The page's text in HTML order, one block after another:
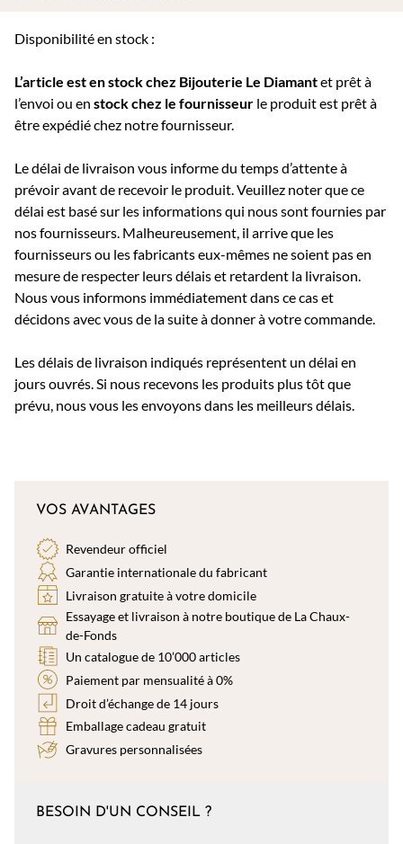
Disponibilité en stock :
L’article est en stock chez Bijouterie Le Diamantet prêt à
l’envoi ou en stock chez le fournisseur le produit est prêt à
être expédié chez notre fournisseur.
Le délai de livraison vous informe du temps d’attente à
prévoir avant de recevoir le produit. Veuillez noter que ce
délai est basé sur les informations qui nous sont fournies par
nos fournisseurs. Malheureusement, il arrive que les
fournisseurs ou les fabricants eux-mêmes ne soient pas en
mesure de respecter leurs délais et retardent la livraison.
Nous vous informons immédiatement dans ce cas et
décidons avec vous de la suite à donner à votre commande.
Les délais de livraison indiqués représentent un délai en
jours ouvrés. Si nous recevons les produits plus tôt que
prévu, nous vous les envoyons dans les meilleurs délais.
VOS AVANTAGES
Revendeur officiel
Garantie internationale du fabricant
Livraison gratuite à votre domicile
Essayage et livraison à notre boutique de La Chaux-
de-Fonds
Un catalogue de 10’000 articles
Paiement par mensualité à 0%
Droit d’échange de 14 jours
Emballage cadeau gratuit
Gravures personnalisées
BESOIN D'UN CONSEIL ?